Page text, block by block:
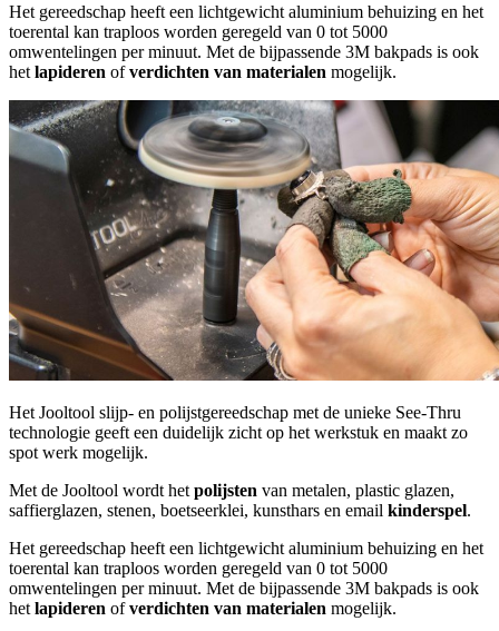
Het gereedschap heeft een lichtgewicht aluminium behuizing en het
toerental kan traploos worden geregeld van 0 tot 5000
omwentelingen per minuut. Met de bijpassende 3M bakpads is ook
het lapideren ofverdichten van materialen mogelijk.
Het Jooltool slijp- en polijstgereedschap met de unieke See-Thru
technologie geeft een duidelijk zicht op het werkstuk en maakt zo
spot werk mogelijk.
Met de Jooltool wordt het polijsten van metalen, plastic glazen,
saffierglazen, stenen, boetseerklei, kunsthars en email kinderspel.
Het gereedschap heeft een lichtgewicht aluminium behuizing en het
toerental kan traploos worden geregeld van 0 tot 5000
omwentelingen per minuut. Met de bijpassende 3M bakpads is ook
het lapideren ofverdichten van materialen mogelijk.